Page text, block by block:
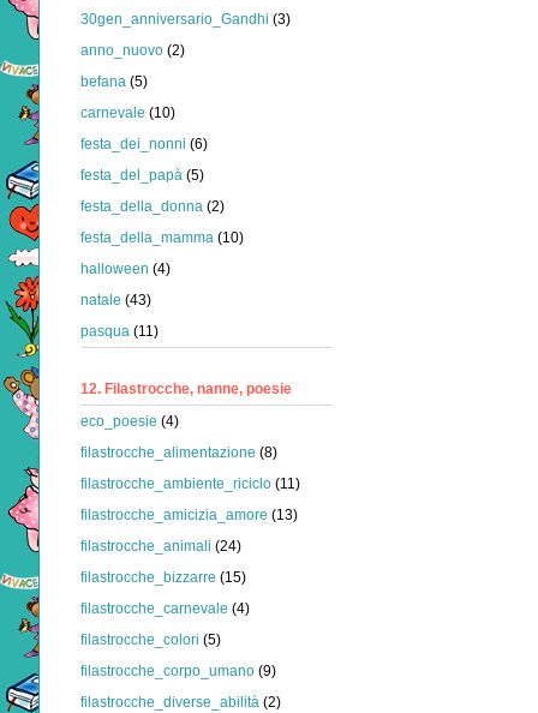
30gen_anniversario_Gandhi (3)
anno_nuovo (2)
befana (5)
carnevale (10)
festa_dei_nonni (6)
festa_del_papà (5)
festa_della_donna (2)
festa_della_mamma (10)
halloween (4)
natale (43)
pasqua (11)
12. Filastrocche, nanne, poesie
eco_poesie (4)
filastrocche_alimentazione (8)
filastrocche_ambiente_riciclo (11)
filastrocche_amicizia_amore (13)
filastrocche_animali (24)
filastrocche_bizzarre (15)
filastrocche_carnevale (4)
filastrocche_colori (5)
filastrocche_corpo_umano (9)
filastrocche_diverse_abilità (2)